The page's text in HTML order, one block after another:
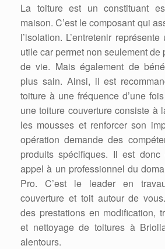
La toiture est un constituant
maison. C’est le composant qui
l’isolation. L’entretenir
utile car permet non seulement de
de vie. Mais également de
plus sain. Ainsi, il est
toiture à une fréquence d’une
une toiture couverture consiste à
les mousses et renforcer son
opération demande des
produits spécifiques. Il est
appel à un professionnel du
Pro. C’est le leader en
couverture et toit autour de
des prestations en modification,
et nettoyage de toitures à
alentours.